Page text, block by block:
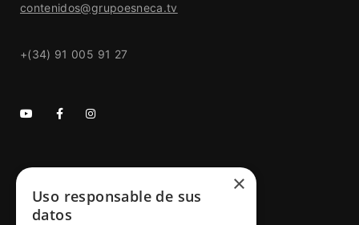
contenidos@grupoesneca.tv
+(34) 91 005 91 27
GRUPO ESNECA TV
Inicio
×
Uso responsable de sus
datos